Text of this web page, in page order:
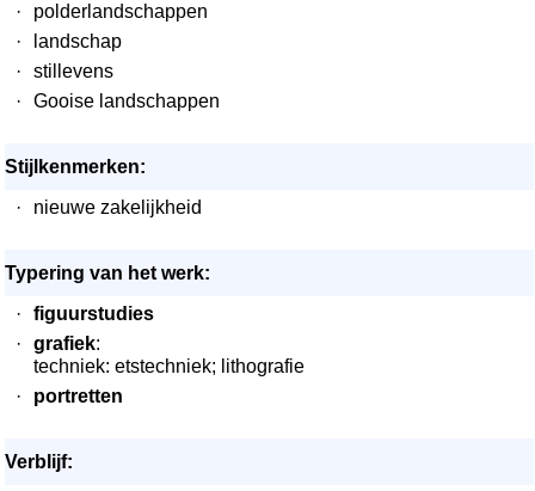
·
polderlandschappen
·
landschap
·
stillevens
·
Gooise landschappen
Stijlkenmerken:
·
nieuwe zakelijkheid
Typering van het werk:
·
figuurstudies
·
grafiek:
techniek: etstechniek; lithografie
·
portretten
Verblijf: